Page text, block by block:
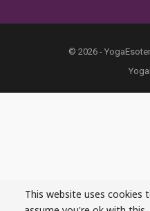
© 2026 -
This website uses cookies